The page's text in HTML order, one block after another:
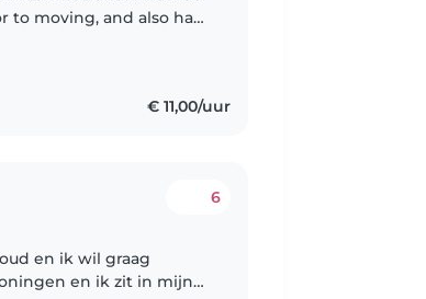
to moving, and also have
€ 11,00/uur
6
en ik wil graag